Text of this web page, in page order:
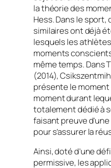
la théorie des
Hess. Dans le
similaires ont déjà
lesquels les
moments
même temps. Dans
(2014),
présente le moment
moment durant
totalement dédié à
faisant preuve
pour s’assurer la
Ainsi, doté d’une
permissive, les